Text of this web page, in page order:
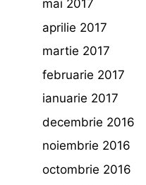
mai 2017
aprilie 2017
martie 2017
februarie 2017
ianuarie 2017
decembrie 2016
noiembrie 2016
octombrie 2016